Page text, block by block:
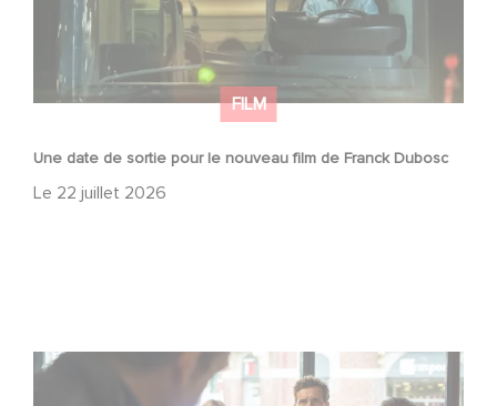
FILM
Une date de sortie pour le nouveau film de Franck Dubosc
Le 22 juillet 2026
Une nouvelle comédie avec Baptiste Lecaplain et José
Garcia en 2027 !